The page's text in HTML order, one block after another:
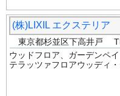
(株)LIXIL エクステリア
東京都杉並区下高井戸
ウッドフロア、ガーデンペ
テラッツァフロアウッディ